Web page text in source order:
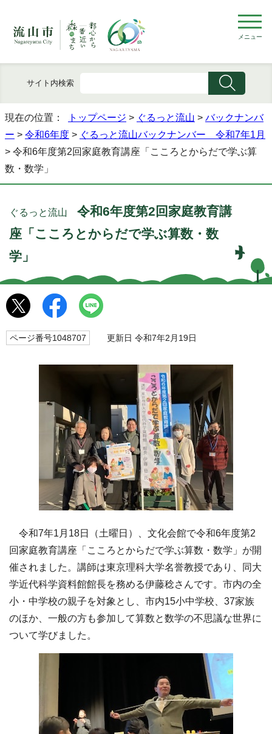
メニュー
サイト内検索
現在の位置： トップページ > ぐるっと流山 > バックナンバ
ー > 令和6年度 > ぐるっと流山バックナンバー 令和7年1月
> 令和6年度第2回家庭教育講座「こころとからだで学ぶ算
数・数学」
ぐるっと流山 令和6年度第2回家庭教育講
座「こころとからだで学ぶ算数・数
学」
ページ番号1048707 更新日 令和7年2月19日
令和7年1月18日（土曜日）、文化会館で令和6年度第2
回家庭教育講座「こころとからだで学ぶ算数・数学」が開
催されました。講師は東京理科大学名誉教授であり、同大
学近代科学資料館館長を務める伊藤稔さんです。市内の全
小・中学校の親子を対象とし、市内15小中学校、37家族
のほか、一般の方も参加して算数と数学の不思議な世界に
ついて学びました。